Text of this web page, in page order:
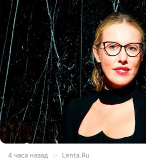
4 часа назад Lenta.Ru